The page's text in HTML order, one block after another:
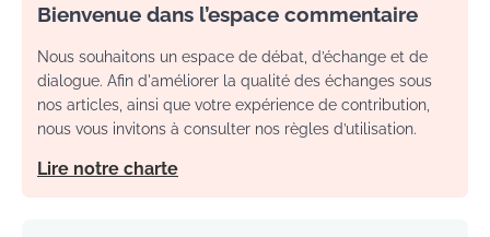
Bienvenue dans l’espace commentaire
Nous souhaitons un espace de débat, d’échange et de
dialogue. Afin d'améliorer la qualité des échanges sous
nos articles, ainsi que votre expérience de contribution,
nous vous invitons à consulter nos règles d’utilisation.
Lire notre charte